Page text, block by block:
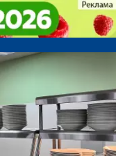
названа
названа